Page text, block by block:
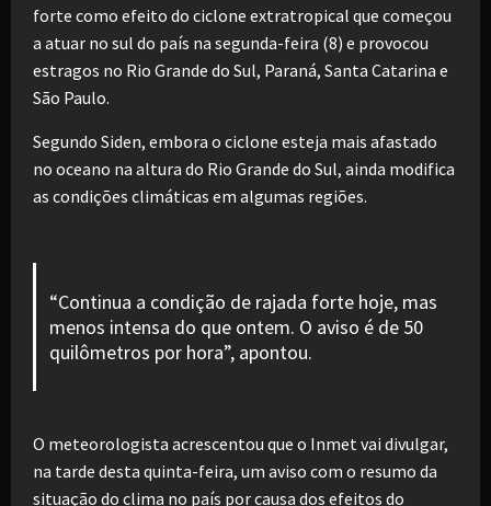
forte como efeito do ciclone extratropical que começou
a atuar no sul do país na segunda-feira (8) e provocou
estragos no Rio Grande do Sul, Paraná, Santa Catarina e
São Paulo.
Segundo Siden, embora o ciclone esteja mais afastado
no oceano na altura do Rio Grande do Sul, ainda modifica
as condições climáticas em algumas regiões.
“Continua a condição de rajada forte hoje, mas
menos intensa do que ontem. O aviso é de 50
quilômetros por hora”, apontou.
O meteorologista acrescentou que o Inmet vai divulgar,
na tarde desta quinta-feira, um aviso com o resumo da
situação do clima no país por causa dos efeitos do